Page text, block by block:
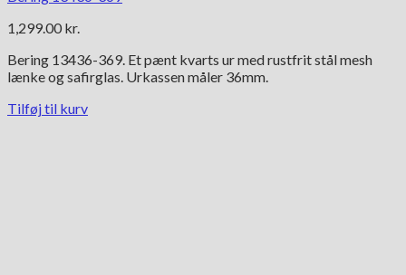
1,299.00 kr.
Bering 13436-369. Et pænt kvarts ur med rustfrit stål mesh
lænke og safirglas. Urkassen måler 36mm.
Tilføj til kurv